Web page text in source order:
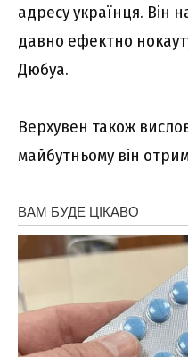
адресу українця. Він
давно ефектно
Дюбуа.
Верхувен також
майбутньому він